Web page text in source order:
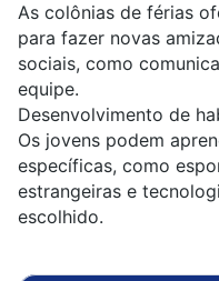
As colônias de férias
para fazer novas
sociais, como
equipe.
Desenvolvimento de
Os jovens podem
específicas, como
estrangeiras e
escolhido.